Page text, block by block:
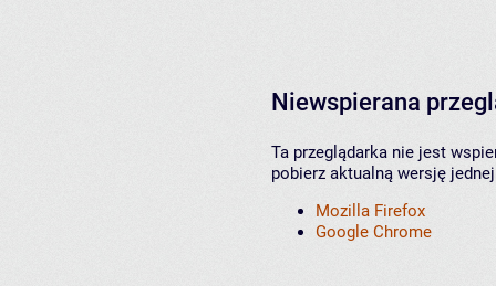
Niewspierana
Ta przeglądarka nie jest
pobierz aktualną wersję
Mozilla Firefox
Google Chrome